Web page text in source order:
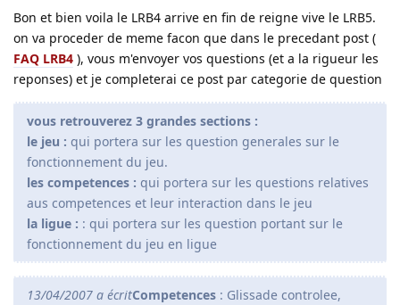
Bon et bien voila le LRB4 arrive en fin de reigne vive le LRB5.
on va proceder de meme facon que dans le precedant post (
FAQ LRB4 ), vous m'envoyer vos questions (et a la rigueur les
reponses) et je completerai ce post par categorie de question
vous retrouverez 3 grandes sections :
le jeu : qui portera sur les question generales sur le
fonctionnement du jeu.
les competences : qui portera sur les questions relatives
aus competences et leur interaction dans le jeu
la ligue : : qui portera sur les question portant sur le
fonctionnement du jeu en ligue
13/04/2007 a écritCompetences : Glissade controlee,